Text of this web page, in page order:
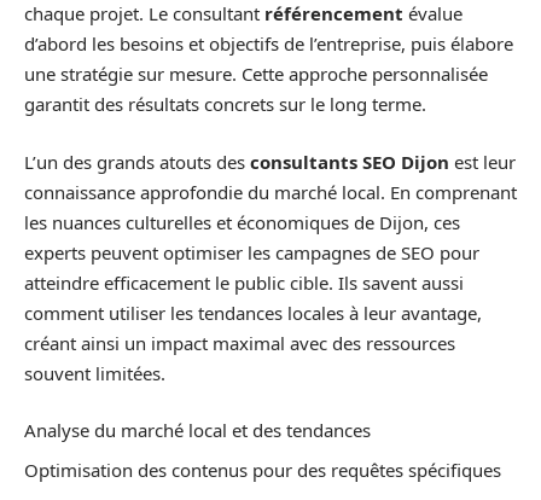
chaque projet. Le consultant référencement évalue
d’abord les besoins et objectifs de l’entreprise, puis élabore
une stratégie sur mesure. Cette approche personnalisée
garantit des résultats concrets sur le long terme.
L’un des grands atouts des consultants SEO Dijon est leur
connaissance approfondie du marché local. En comprenant
les nuances culturelles et économiques de Dijon, ces
experts peuvent optimiser les campagnes de SEO pour
atteindre efficacement le public cible. Ils savent aussi
comment utiliser les tendances locales à leur avantage,
créant ainsi un impact maximal avec des ressources
souvent limitées.
Analyse du marché local et des tendances
Optimisation des contenus pour des requêtes spécifiques